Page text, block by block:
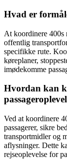
Hvad er
At koordinere 400s
offentlig
specifikke rute.
køreplaner,
imødekomme
Hvordan kan
Ved at koordinere
passagerer, sikre
transportmidler og
aflysninger. Dette
rejseoplevelse for